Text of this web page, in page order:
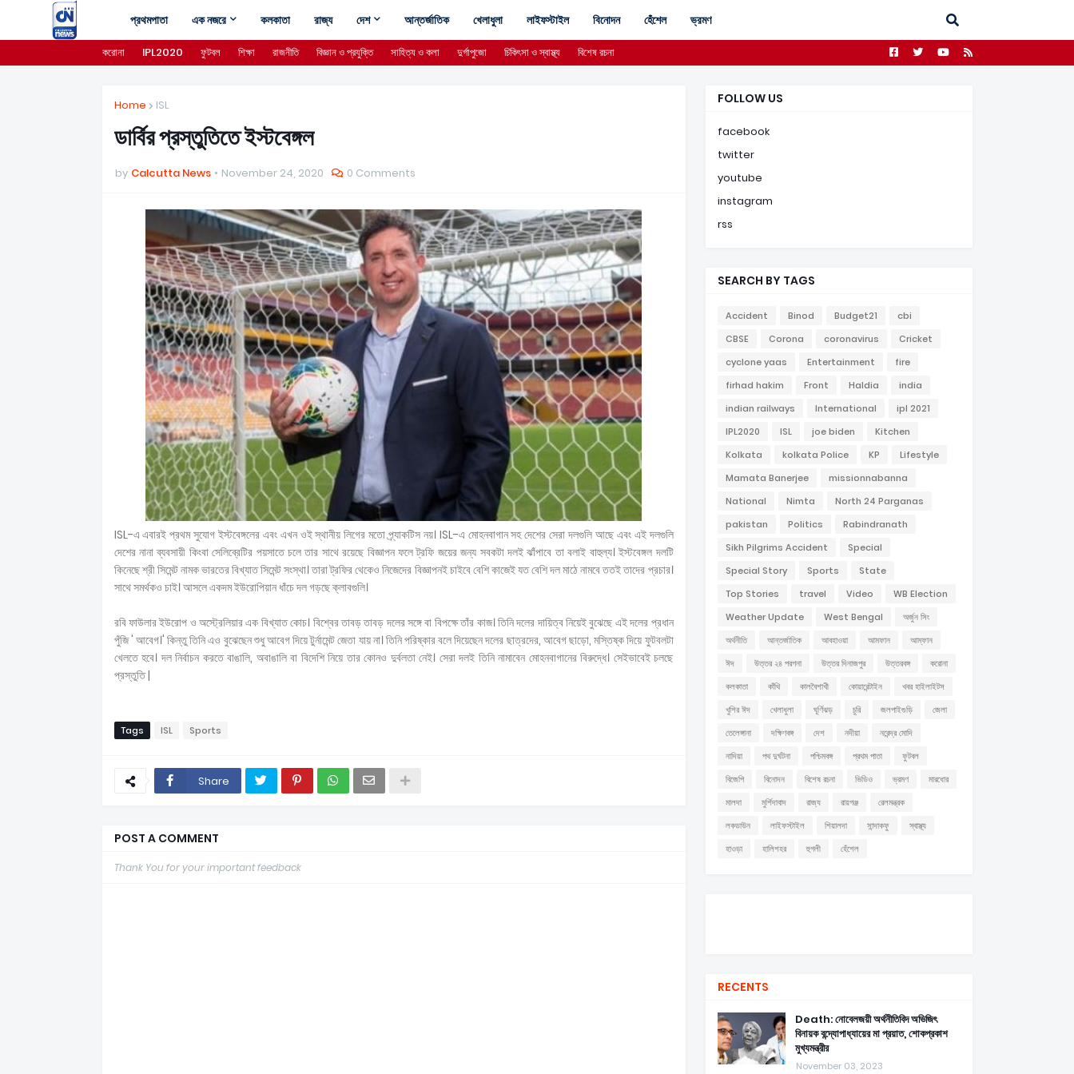
প্রথমপাতা এক নজরে কলকাতা রাজ্য দেশ আন্তর্জাতিক খেলাধুলা লাইফস্টাইল বিনোদন হেঁশেল ভ্রমণ
করোনা IPL2020 ফুটবল শিক্ষা রাজনীতি বিজ্ঞান ও প্রযুক্তি সাহিত্য ও কলা দুর্গাপুজো চিকিৎসা ও স্বাস্থ্য বিশেষ রচনা
Home ISL
ডার্বির প্রস্তুতিতে ইস্টবেঙ্গল
by Calcutta News November 24, 2020 0 Comments
ISL-এ এবারই প্রথম সুযোগ ইস্টবেঙ্গলের এবং এখন ওই স্থানীয় লিগের মতো প্র্যাকটিস নয়। ISL-এ মোহনবাগান সহ দেশের সেরা দলগুলি আছে এবং এই দলগুলি
দেশের নানা ব্যবসায়ী কিংবা সেলিব্রেটির পয়সাতে চলে তার সাথে রয়েছে বিজ্ঞাপন ফলে ট্রফি জয়ের জন্য সবকটা দলই ঝাঁপাবে তা বলাই বাহুল্য। ইস্টবেঙ্গল দলটি
কিনেছে শ্রী সিমেন্ট নামক ভারতের বিখ্যাত সিমেন্ট সংস্থা। তারা ট্রফির থেকেও নিজেদের বিজ্ঞাপনই চাইবে বেশি কাজেই যত বেশি দল মাঠে নামবে ততই তাদের প্রচার।
সাথে সমর্থকও চাই। আসলে একদম ইউরোপিয়ান ধাঁচে দল গড়ছে ক্লাবগুলি।
রবি ফাউলার ইউরোপ ও অস্ট্রেলিয়ার এক বিখ্যাত কোচ। বিশ্বের তাবড় তাবড় দলের সঙ্গে বা বিপক্ষে তাঁর কাজ। তিনি দলের দায়িত্ব নিয়েই বুঝেছে এই দলের প্রধান
পুঁজি ' আবেগ।' কিন্তু তিনি এও বুঝেছেন শুধু আবেগ দিয়ে টুর্নামেন্ট জেতা যায় না। তিনি পরিষ্কার বলে দিয়েছেন দলের ছাত্রদের, আবেগ ছাড়ো, মস্তিষ্ক দিয়ে ফুটবলটা
খেলতে হবে। দল নির্বাচন করতে বাঙালি, অবাঙালি বা বিদেশি নিয়ে তার কোনও দুর্বলতা নেই। সেরা দলই তিনি নামাবেন মোহনবাগানের বিরুদ্ধে। সেইভাবেই চলছে
প্রস্তুতি |
Tags ISL Sports
Share
POST A COMMENT
Thank You for your important feedback
FOLLOW US
facebook
twitter
youtube
instagram
rss
SEARCH BY TAGS
Accident Binod Budget21
cbi
CBSE
Corona coronavirus
Cricket
cyclone yaas
Entertainment
fire
firhad hakim
Front Haldia
india
indian railways
International
ipl 2021
IPL2020
ISL joe biden
Kitchen
Kolkata
kolkata Police KP
Lifestyle
Mamata Banerjee
missionnabanna
National
Nimta
North 24 Parganas
pakistan
Politics
Rabindranath
Sikh Pilgrims Accident
Special
Special Story
Sports
State
Top Stories
travel Video
WB Election
Weather Update
West Bengal
অর্জুন সিং
অর্থনীতি
আন্তর্জাতিক আবহাওয়া আমফান
আম্ফান
ঈদ
উত্তর ২৪ পরগনা উত্তর দিনাজপুর উত্তরবঙ্গ
করোনা
কলকাতা
কাঁথি কালবৈশাখী কোয়ারেন্টাইন
খবর হাইলাইটস
খুশির ঈদ
খেলাধুলা ঘূর্ণিঝড় চুরি জলপাইগুড়ি
জেলা
তেলেঙ্গানা
দক্ষিণবঙ্গ দেশ নদীয়া
নরেন্দ্র মোদি
নাদিয়া
পথ দুর্ঘটনা পশ্চিমবঙ্গ প্রথম পাতা
ফুটবল
বিজেপি
বিনোদন বিশেষ রচনা ভিডিও ভ্রমণ
মারধোর
মালদা
মুর্শিদাবাদ রাজ্য রায়গঞ্জ
রেলমন্ত্রক
লকডাউন
লাইফস্টাইল শিয়ালদা সান্দাকফু
স্বাস্থ্য
হাওড়া
হালিশহর হুগলী হেঁশেল
RECENTS
Death: নোবেলজয়ী অর্থনীতিবিদ অভিজিৎ
বিনায়ক বন্দ্যোপাধ্যায়ের মা প্রয়াত, শোকপ্রকাশ
মুখ্যমন্ত্রীর
November 03, 2023